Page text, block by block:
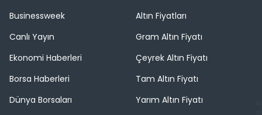
Businessweek
Canlı Yayın
Ekonomi Haberleri
Borsa Haberleri
Dünya Borsaları
Altın Fiyatları
Gram Altın Fiyatı
Çeyrek Altın Fiyatı
Tam Altın Fiyatı
Yarım Altın Fiyatı